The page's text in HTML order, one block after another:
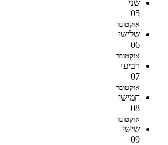
שני
05
אוקטובר
שלישי
06
אוקטובר
רביעי
07
אוקטובר
חמישי
08
אוקטובר
שישי
09